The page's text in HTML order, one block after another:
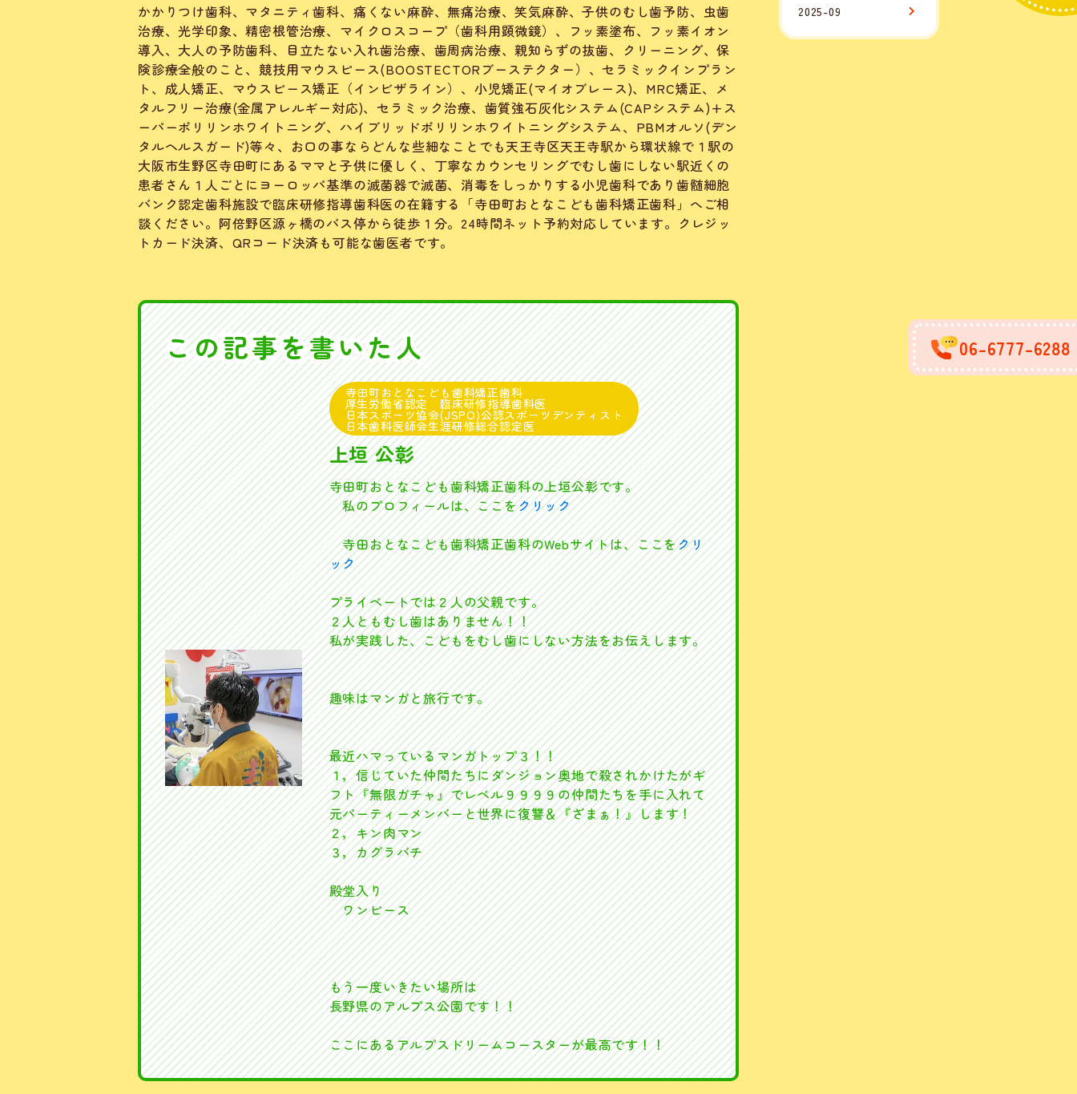
06-6777-6288
かかりつけ歯科、マタニティ歯科、痛くない麻酔、無痛治療、笑気麻酔、子供のむし歯予防、虫歯
治療、光学印象、精密根管治療、マイクロスコープ（歯科用顕微鏡）、フッ素塗布、フッ素イオン
導入、大人の予防歯科、目立たない入れ歯治療、歯周病治療、親知らずの抜歯、クリーニング、保
険診療全般のこと、競技用マウスピース(BOOSTECTORブーステクター）、セラミックインプラン
ト、成人矯正、マウスピース矯正（インビザライン）、小児矯正(マイオブレース)、MRC矯正、メ
タルフリー治療(金属アレルギー対応)、セラミック治療、歯質強石灰化システム(CAPシステム)+ス
ーパーポリリンホワイトニング、ハイブリッドポリリンホワイトニングシステム、PBMオルソ(デン
タルヘルスガード)等々、お口の事ならどんな些細なことでも天王寺区天王寺駅から環状線で１駅の
大阪市生野区寺田町にあるママと子供に優しく、丁寧なカウンセリングでむし歯にしない駅近くの
患者さん１人ごとにヨーロッパ基準の滅菌器で滅菌、消毒をしっかりする小児歯科であり歯髄細胞
バンク認定歯科施設で臨床研修指導歯科医の在籍する「寺田町おとなこども歯科矯正歯科」へご相
談ください。阿倍野区源ヶ橋のバス停から徒歩１分。24時間ネット予約対応しています。クレジッ
トカード決済、QRコード決済も可能な歯医者です。
この記事を書いた人
寺田町おとなこども歯科矯正歯科
厚生労働省認定 臨床研修指導歯科医
日本スポーツ協会(JSPO)公認スポーツデンティスト
日本歯科医師会生涯研修総合認定医
上垣 公彰
寺田町おとなこども歯科矯正歯科の上垣公彰です。
私のプロフィールは、ここをクリック
寺田おとなこども歯科矯正歯科のWebサイトは、ここをクリ
ック
プライベートでは２人の父親です。
２人ともむし歯はありません！！
私が実践した、こどもをむし歯にしない方法をお伝えします。
趣味はマンガと旅行です。
最近ハマっているマンガトップ３！！
１，信じていた仲間たちにダンジョン奥地で殺されかけたがギ
フト『無限ガチャ』でレベル９９９９の仲間たちを手に入れて
元パーティーメンバーと世界に復讐＆『ざまぁ！』します！
２，キン肉マン
３，カグラバチ
殿堂入り
ワンピース
もう一度いきたい場所は
長野県のアルプス公園です！！
ここにあるアルプスドリームコースターが最高です！！
2025-09